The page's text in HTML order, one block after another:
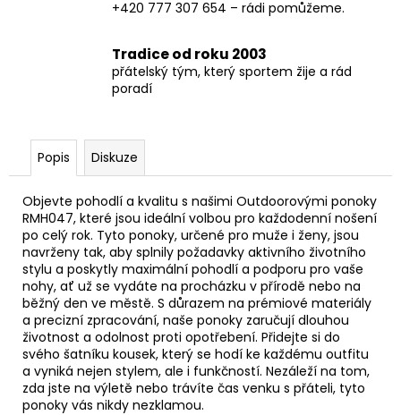
+420 777 307 654 – rádi pomůžeme.
Tradice od roku 2003
přátelský tým, který sportem žije a rád
poradí
Popis Diskuze
Objevte pohodlí a kvalitu s našimi Outdoorovými ponoky
RMH047, které jsou ideální volbou pro každodenní nošení
po celý rok. Tyto ponoky, určené pro muže i ženy, jsou
navrženy tak, aby splnily požadavky aktivního životního
stylu a poskytly maximální pohodlí a podporu pro vaše
nohy, ať už se vydáte na procházku v přírodě nebo na
běžný den ve městě. S důrazem na prémiové materiály
a precizní zpracování, naše ponoky zaručují dlouhou
životnost a odolnost proti opotřebení. Přidejte si do
svého šatníku kousek, který se hodí ke každému outfitu
a vyniká nejen stylem, ale i funkčností. Nezáleží na tom,
zda jste na výletě nebo trávíte čas venku s přáteli, tyto
ponoky vás nikdy nezklamou.